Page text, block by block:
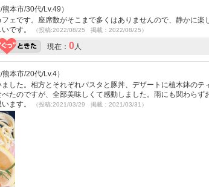
本市/30代/Lv.49）
ェです。座席数がそこまで多くはありませんので、静かに
です。
（投稿:2022/08/25 掲載：2022/08/25）
現在： 0人
本市/20代/Lv.4）
した。相方とそれぞれパスタと豚丼、デザートに植木鉢の
たのですが、全部美味しくて感動しました。雨にも関わら
ます。
（投稿:2021/03/29 掲載：2021/03/31）